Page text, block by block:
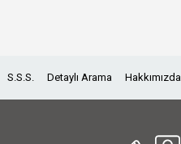
S.S.S. Detaylı Arama Hakkımızda